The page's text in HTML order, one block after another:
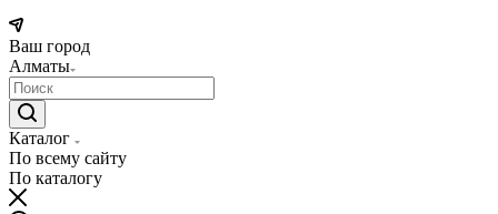
Ваш город
Алматы
Каталог
По всему сайту
По каталогу